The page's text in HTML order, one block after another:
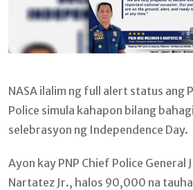
NASA ilalim ng full alert status ang
Police simula kahapon bilang
selebrasyon ng Independence Day.
Ayon kay PNP Chief Police General
Nartatez Jr., halos 90,000 na